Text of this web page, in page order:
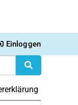
Einloggen